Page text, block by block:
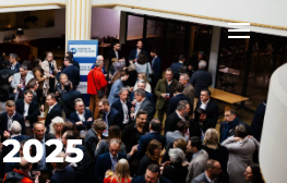
2025